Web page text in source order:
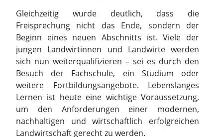
Gleichzeitig wurde deutlich, dass die
Freisprechung nicht das Ende, sondern der
Beginn eines neuen Abschnitts ist. Viele der
jungen Landwirtinnen und Landwirte werden
sich nun weiterqualifizieren – sei es durch den
Besuch der Fachschule, ein Studium oder
weitere Fortbildungsangebote. Lebenslanges
Lernen ist heute eine wichtige Voraussetzung,
um den Anforderungen einer modernen,
nachhaltigen und wirtschaftlich erfolgreichen
Landwirtschaft gerecht zu werden.